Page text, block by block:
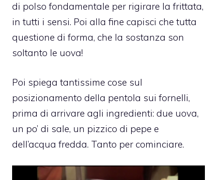
di polso fondamentale per rigirare la frittata,
in tutti i sensi. Poi alla fine capisci che tutta
questione di forma, che la sostanza son
soltanto le uova!
Poi spiega tantissime cose sul
posizionamento della pentola sui fornelli,
prima di arrivare agli ingredienti: due uova,
un po’ di sale, un pizzico di pepe e
dell’acqua fredda. Tanto per cominciare.